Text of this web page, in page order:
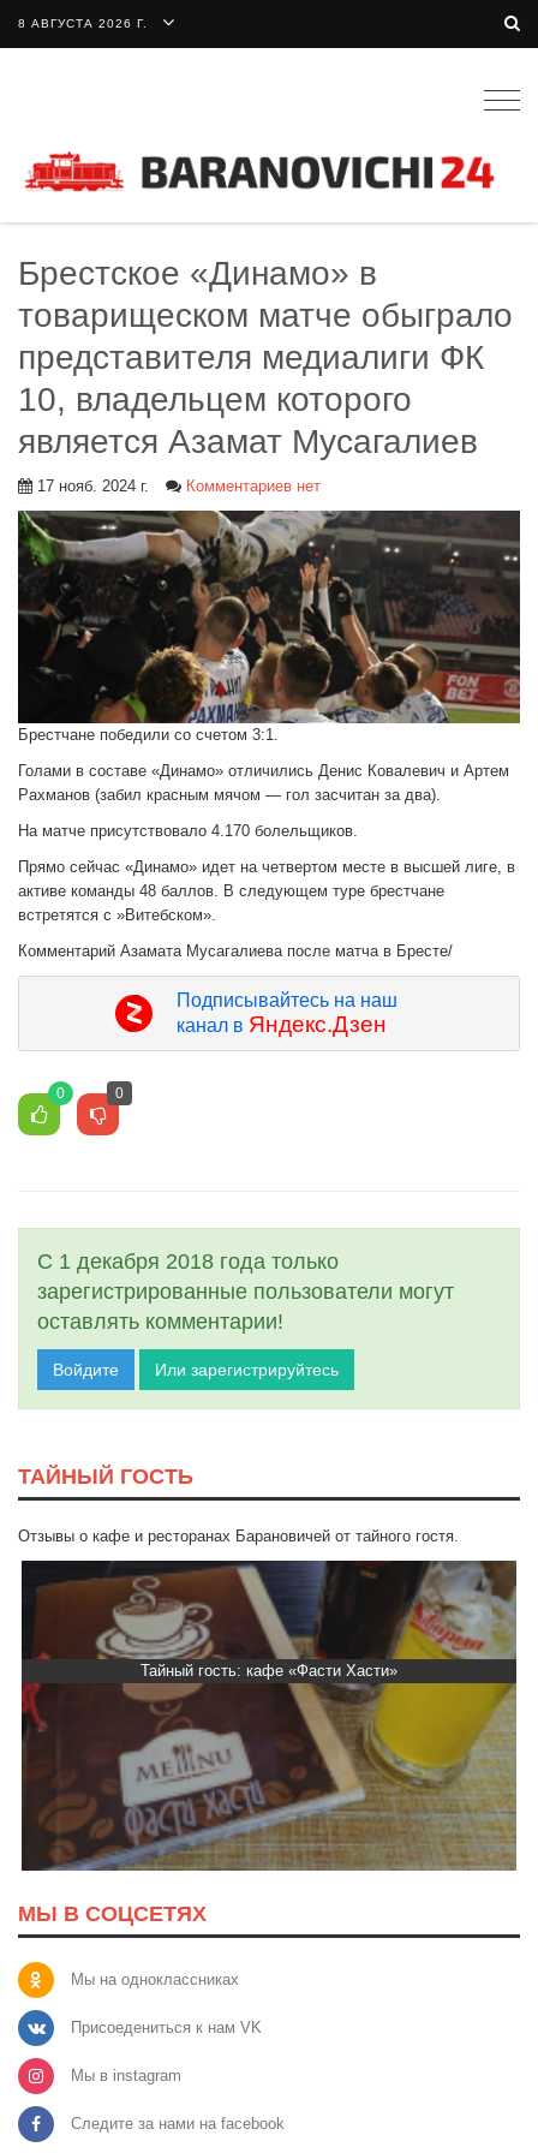
8 АВГУСТА 2026 Г.
Брестское «Динамо» в
товарищеском матче обыграло
представителя медиалиги ФК
10, владельцем которого
является Азамат Мусагалиев
17 нояб. 2024 г. Комментариев нет
Брестчане победили со счетом 3:1.
Голами в составе «Динамо» отличились Денис Ковалевич и Артем
Рахманов (забил красным мячом — гол засчитан за два).
На матче присутствовало 4.170 болельщиков.
Прямо сейчас «Динамо» идет на четвертом месте в высшей лиге, в
активе команды 48 баллов. В следующем туре брестчане
встретятся с »Витебском».
Комментарий Азамата Мусагалиева после матча в Бресте/
Подписывайтесь на наш
канал в Яндекс.Дзен
0 0
С 1 декабря 2018 года только
зарегистрированные пользователи могут
оставлять комментарии!
Войдите Или зарегистрируйтесь
ТАЙНЫЙ ГОСТЬ
Отзывы о кафе и ресторанах Барановичей от тайного гостя.
Тайный гость: кафе «Фасти Хасти»
МЫ В СОЦСЕТЯХ
Мы на одноклассниках
Присоедениться к нам VK
Мы в instagram
Следите за нами на facebook